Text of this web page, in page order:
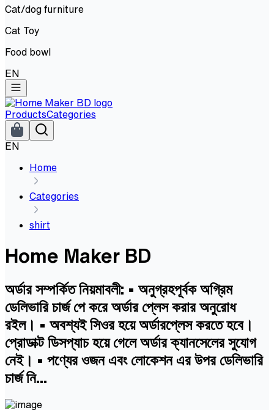
Cat/dog furniture
Cat Toy
Food bowl
EN
ProductsCategories
EN
Home
Categories
shirt
Home Maker BD
অর্ডার সম্পর্কিত নিয়মাবলী: • অনুগ্রহপূর্বক অগ্রিম
ডেলিভারি চার্জ পে করে অর্ডার প্লেস করার অনুরোধ
রইল। • অবশ্যই সিওর হয়ে অর্ডারপ্লেস করতে হবে।
প্রোডাক্ট ডিসপ্যাচ হয়ে গেলে অর্ডার ক্যানসেলের সুযোগ
নেই। • পণ্যের ওজন এবং লোকেশন এর উপর ডেলিভারি
চার্জ নি...